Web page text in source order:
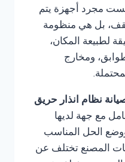
مجرد أجهزة يتم
بل هي منظومة
لطبيعة المكان،
ومخارج
نظام انذار حريق
مع جهة لديها
الحل المناسب
المصنع تختلف عن